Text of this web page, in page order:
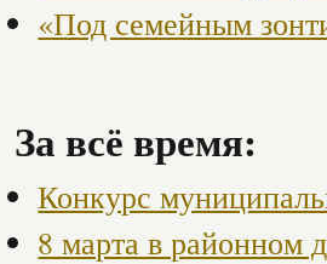
«Под семейным
За всё время:
Конкурс
8 марта в районном